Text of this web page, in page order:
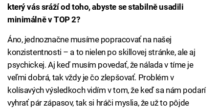
který vás sráží od toho, abyste se stabilně usadili
minimálně v TOP 2?
Áno, jednoznačne musíme popracovať na našej
konzistentnosti – a to nielen po skillovej stránke, ale aj
psychickej. Aj keď musím povedať, že nálada v tíme je
veľmi dobrá, tak vždy je čo zlepšovať. Problém v
kolísavých výsledkoch vidím v tom, že keď sa nám podarí
vyhrať pár zápasov, tak si hráči myslia, že už to pôjde